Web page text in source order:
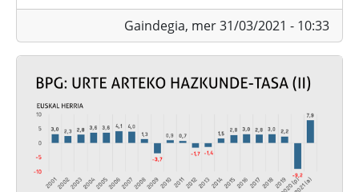
Gaindegia, mer 31/03/2021 - 10:33